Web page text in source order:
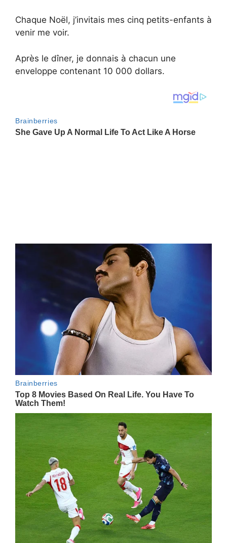
Chaque Noël, j’invitais mes cinq petits-enfants à
venir me voir.
Après le dîner, je donnais à chacun une
enveloppe contenant 10 000 dollars.